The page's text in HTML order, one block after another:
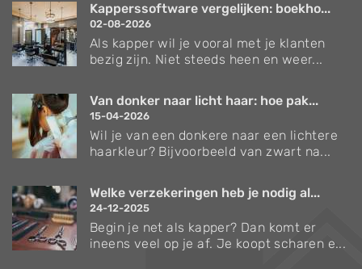
Kapperssoftware vergelijken: boekho...
02-08-2026
Als kapper wil je vooral met je klanten
bezig zijn. Niet steeds heen en weer...
Van donker naar licht haar: hoe pak...
15-04-2026
Wil je van een donkere naar een lichtere
haarkleur? Bijvoorbeeld van zwart na...
Welke verzekeringen heb je nodig al...
24-12-2025
Begin je net als kapper? Dan komt er
ineens veel op je af. Je koopt scharen e...